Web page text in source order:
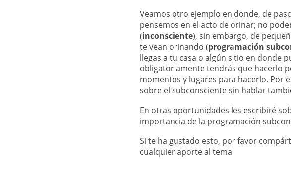
Veamos otro ejemplo en donde, de
pensemos en el acto de orinar; no
(inconsciente), sin embargo, de
te vean orinando (programación
llegas a tu casa o algún sitio en donde
obligatoriamente tendrás que hacerlo
momentos y lugares para hacerlo. Por
sobre el subconsciente sin hablar
En otras oportunidades les escribiré
importancia de la programación
Si te ha gustado esto, por favor
cualquier aporte al tema